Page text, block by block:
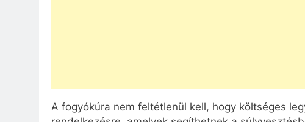
A fogyókúra nem feltétlenül kell, hogy költséges